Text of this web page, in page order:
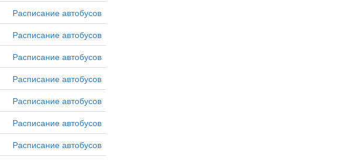
Расписание автобусов
Расписание автобусов
Расписание автобусов
Расписание автобусов
Расписание автобусов
Расписание автобусов
Расписание автобусов